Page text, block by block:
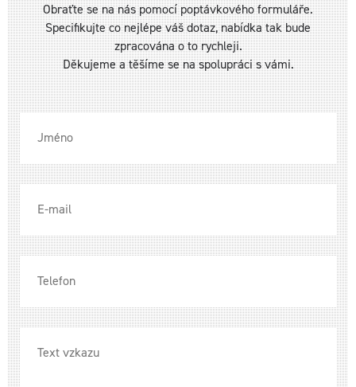
Obraťte se na nás pomocí poptávkového formuláře.
Specifikujte co nejlépe váš dotaz, nabídka tak bude
zpracována o to rychleji.
Děkujeme a těšíme se na spolupráci s vámi.